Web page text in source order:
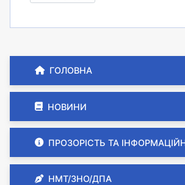
ГОЛОВНА
НОВИНИ
ПРОЗОРІСТЬ ТА
НМТ/ЗНО/ДПА